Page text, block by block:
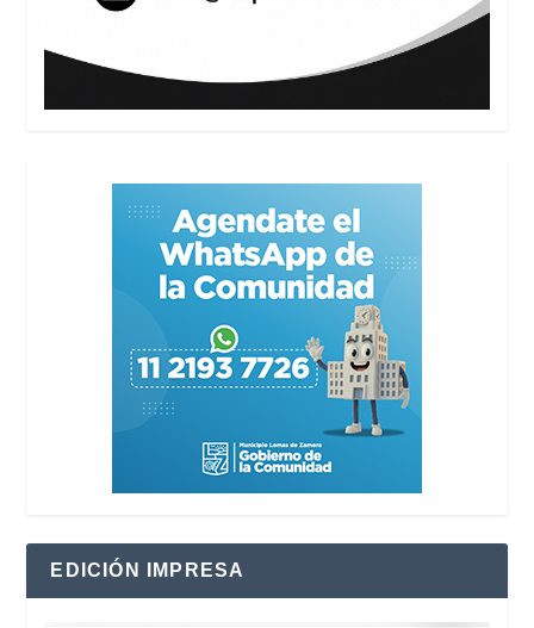
EDICIÓN IMPRESA